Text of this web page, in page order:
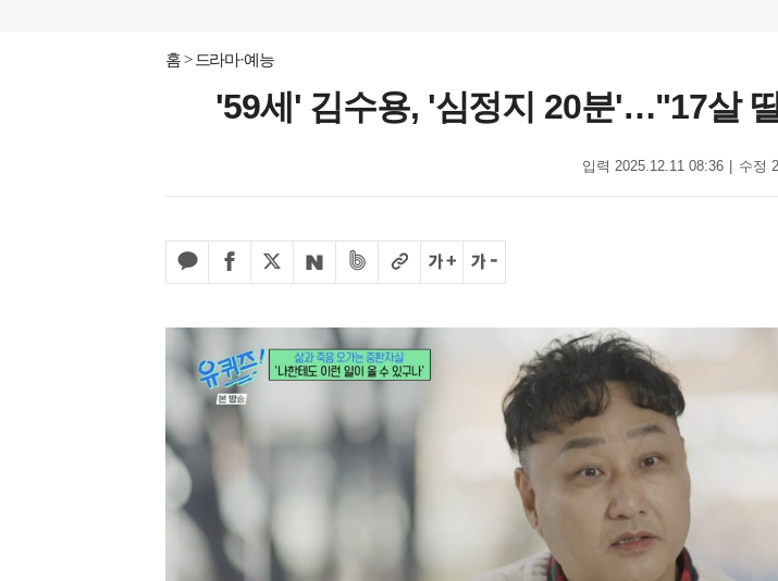
홈 드라마·예능
'59세' 김수용, '심정지 20분'…"17살
입력 2025.12.11 08:36 수정